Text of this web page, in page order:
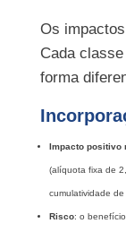
Os
Cada
forma
Impacto positivo
(alíquota fixa de
cumulatividade de
Risco: o